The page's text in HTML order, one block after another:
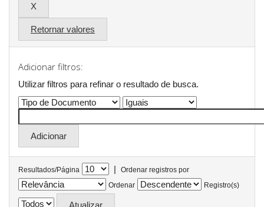
Retornar valores
Adicionar filtros:
Utilizar filtros para refinar o resultado de busca.
Resultados/Página |
Ordenar registros por
Ordenar
Registro(s)